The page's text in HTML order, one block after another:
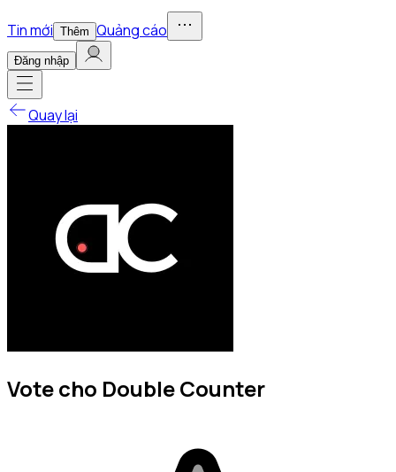
Tin mới Thêm Quảng cáo
Đăng nhập
Quay lại
Vote cho Double Counter